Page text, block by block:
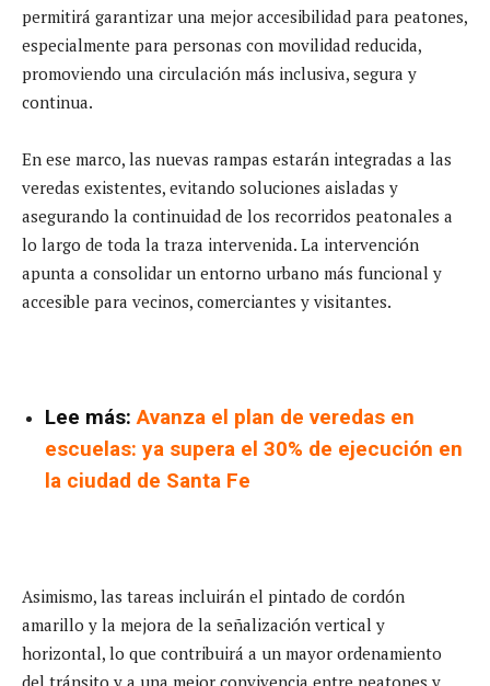
permitirá garantizar una mejor accesibilidad para peatones,
especialmente para personas con movilidad reducida,
promoviendo una circulación más inclusiva, segura y
continua.
En ese marco, las nuevas rampas estarán integradas a las
veredas existentes, evitando soluciones aisladas y
asegurando la continuidad de los recorridos peatonales a
lo largo de toda la traza intervenida. La intervención
apunta a consolidar un entorno urbano más funcional y
accesible para vecinos, comerciantes y visitantes.
Lee más:Avanza el plan de veredas en
escuelas: ya supera el 30% de ejecución en
la ciudad de Santa Fe
Asimismo, las tareas incluirán el pintado de cordón
amarillo y la mejora de la señalización vertical y
horizontal, lo que contribuirá a un mayor ordenamiento
del tránsito y a una mejor convivencia entre peatones y